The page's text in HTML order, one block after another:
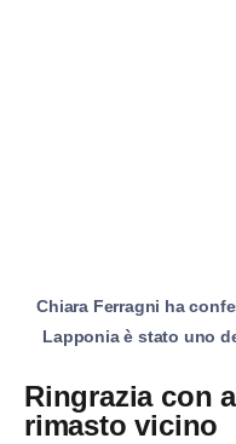
Chiara Ferragni ha
Lapponia è stato uno
Ringrazia con
rimasto vicino